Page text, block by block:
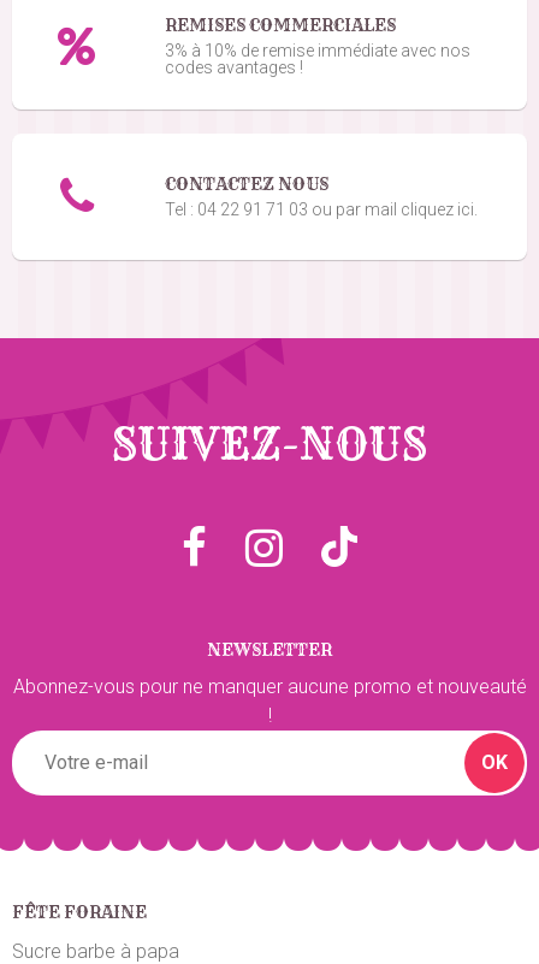
REMISES COMMERCIALES
3% à 10% de remise immédiate avec nos
codes avantages !
CONTACTEZ NOUS
Tel : 04 22 91 71 03 ou par mail cliquez ici.
SUIVEZ-NOUS
NEWSLETTER
Abonnez-vous pour ne manquer aucune promo et nouveauté
!
OK
FÊTE FORAINE
Sucre barbe à papa